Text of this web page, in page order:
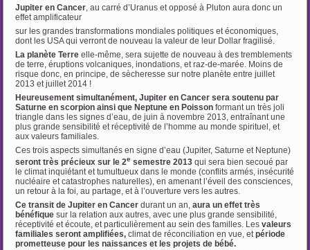
Jupiter en Cancer, au carré d’Uranus et opposé à Pluton aura donc un
effet amplificateur
sur les grandes transformations mondiales politiques et économiques,
dont les USA qui verront de nouveau la valeur de leur Dollar fragilisé.
La planète Terre elle-même, sera sujette de nouveau à des tremblements
de terre, éruptions volcaniques, inondations, et raz-de-marée. Moins de
risque donc, en principe, de sècheresse sur notre planète entre juillet
2013 et juillet 2014 !
Heureusement simultanément, Jupiter en Cancer sera soutenu par
Saturne en scorpion ainsi que Neptune en Poisson formant un très joli
triangle dans les signes d’eau, de juin à novembre 2013, entraînant une
plus grande sensibilité et réceptivité de l’homme au monde spirituel, et
aux valeurs familiales.
Ces trois aspects simultanés en signe d’eau (Jupiter, Saturne et Neptune)
seront très précieux sur le 2e semestre 2013 qui sera bien secoué par
le climat inquiétant et tumultueux dans le monde (conflits armés, insécurité
nucléaire et catastrophes naturelles), en amenant l’éveil des consciences,
un retour à la foi, au partage, et à l’ouverture vers les autres.
Ce transit de Jupiter en Cancer durant un an,aura un effet très
bénéfique sur la relation aux autres, avec une plus grande sensibilité,
réceptivité et écoute, et particulièrement au sein des familles. Lesvaleurs
familiales seront amplifiées, climat de réconciliation en vue, etpériode
prometteuse pour les naissances et les projets de bébé.